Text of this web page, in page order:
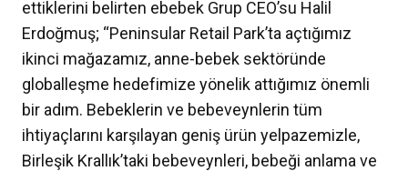
ettiklerini belirten ebebek Grup CEO’su Halil
Erdoğmuş; “Peninsular Retail Park’ta açtığımız
ikinci mağazamız, anne-bebek sektöründe
globalleşme hedefimize yönelik attığımız önemli
bir adım. Bebeklerin ve bebeveynlerin tüm
ihtiyaçlarını karşılayan geniş ürün yelpazemizle,
Birleşik Krallık’taki bebeveynleri, bebeği anlama ve